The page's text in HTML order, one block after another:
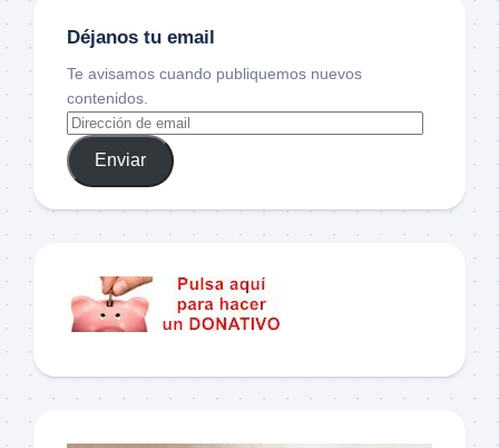
Déjanos tu email
Te avisamos cuando publiquemos nuevos
contenidos.
Enviar